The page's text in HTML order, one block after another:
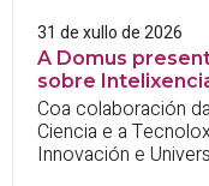
31 de xullo de 2026
A Domus
sobre
Coa colaboración
Ciencia e a
Innovación e